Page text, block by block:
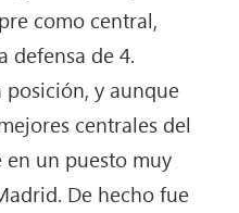
como central,
defensa de 4.
posición, y aunque
centrales del
un puesto muy
De hecho fue